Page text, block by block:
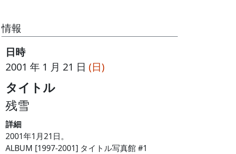
情報
日時
2001 年 1 月 21 日 (日)
タイトル
残雪
詳細
2001年1月21日。
ALBUM [1997-2001] タイトル写真館 #1